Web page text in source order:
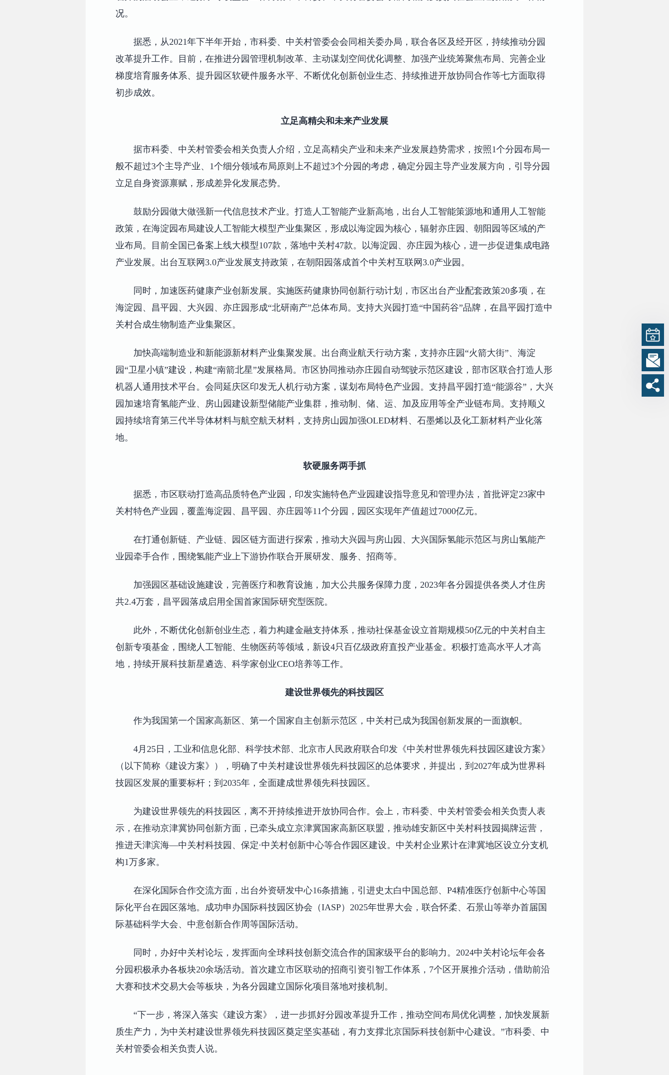
况。
据悉，从2021年下半年开始，市科委、中关村管委会会同相关委办局，联合各区及经开区，持续推动分园
改革提升工作。目前，在推进分园管理机制改革、主动谋划空间优化调整、加强产业统筹聚焦布局、完善企业
梯度培育服务体系、提升园区软硬件服务水平、不断优化创新创业生态、持续推进开放协同合作等七方面取得
初步成效。
立足高精尖和未来产业发展
据市科委、中关村管委会相关负责人介绍，立足高精尖产业和未来产业发展趋势需求，按照1个分园布局一
般不超过3个主导产业、1个细分领域布局原则上不超过3个分园的考虑，确定分园主导产业发展方向，引导分园
立足自身资源禀赋，形成差异化发展态势。
鼓励分园做大做强新一代信息技术产业。打造人工智能产业新高地，出台人工智能策源地和通用人工智能
政策，在海淀园布局建设人工智能大模型产业集聚区，形成以海淀园为核心，辐射亦庄园、朝阳园等区域的产
业布局。目前全国已备案上线大模型107款，落地中关村47款。以海淀园、亦庄园为核心，进一步促进集成电路
产业发展。出台互联网3.0产业发展支持政策，在朝阳园落成首个中关村互联网3.0产业园。
同时，加速医药健康产业创新发展。实施医药健康协同创新行动计划，市区出台产业配套政策20多项，在
海淀园、昌平园、大兴园、亦庄园形成“北研南产”总体布局。支持大兴园打造“中国药谷”品牌，在昌平园打造中
关村合成生物制造产业集聚区。
加快高端制造业和新能源新材料产业集聚发展。出台商业航天行动方案，支持亦庄园“火箭大街”、海淀
园“卫星小镇”建设，构建“南箭北星”发展格局。市区协同推动亦庄园自动驾驶示范区建设，部市区联合打造人形
机器人通用技术平台。会同延庆区印发无人机行动方案，谋划布局特色产业园。支持昌平园打造“能源谷”，大兴
园加速培育氢能产业、房山园建设新型储能产业集群，推动制、储、运、加及应用等全产业链布局。支持顺义
园持续培育第三代半导体材料与航空航天材料，支持房山园加强OLED材料、石墨烯以及化工新材料产业化落
地。
软硬服务两手抓
据悉，市区联动打造高品质特色产业园，印发实施特色产业园建设指导意见和管理办法，首批评定23家中
关村特色产业园，覆盖海淀园、昌平园、亦庄园等11个分园，园区实现年产值超过7000亿元。
在打通创新链、产业链、园区链方面进行探索，推动大兴园与房山园、大兴国际氢能示范区与房山氢能产
业园牵手合作，围绕氢能产业上下游协作联合开展研发、服务、招商等。
加强园区基础设施建设，完善医疗和教育设施，加大公共服务保障力度，2023年各分园提供各类人才住房
共2.4万套，昌平园落成启用全国首家国际研究型医院。
此外，不断优化创新创业生态，着力构建金融支持体系，推动社保基金设立首期规模50亿元的中关村自主
创新专项基金，围绕人工智能、生物医药等领域，新设4只百亿级政府直投产业基金。积极打造高水平人才高
地，持续开展科技新星遴选、科学家创业CEO培养等工作。
建设世界领先的科技园区
作为我国第一个国家高新区、第一个国家自主创新示范区，中关村已成为我国创新发展的一面旗帜。
4月25日，工业和信息化部、科学技术部、北京市人民政府联合印发《中关村世界领先科技园区建设方案》
（以下简称《建设方案》），明确了中关村建设世界领先科技园区的总体要求，并提出，到2027年成为世界科
技园区发展的重要标杆；到2035年，全面建成世界领先科技园区。
为建设世界领先的科技园区，离不开持续推进开放协同合作。会上，市科委、中关村管委会相关负责人表
示，在推动京津冀协同创新方面，已牵头成立京津冀国家高新区联盟，推动雄安新区中关村科技园揭牌运营，
推进天津滨海—中关村科技园、保定∙中关村创新中心等合作园区建设。中关村企业累计在津冀地区设立分支机
构1万多家。
在深化国际合作交流方面，出台外资研发中心16条措施，引进史太白中国总部、P4精准医疗创新中心等国
际化平台在园区落地。成功申办国际科技园区协会（IASP）2025年世界大会，联合怀柔、石景山等举办首届国
际基础科学大会、中意创新合作周等国际活动。
同时，办好中关村论坛，发挥面向全球科技创新交流合作的国家级平台的影响力。2024中关村论坛年会各
分园积极承办各板块20余场活动。首次建立市区联动的招商引资引智工作体系，7个区开展推介活动，借助前沿
大赛和技术交易大会等板块，为各分园建立国际化项目落地对接机制。
“下一步，将深入落实《建设方案》，进一步抓好分园改革提升工作，推动空间布局优化调整，加快发展新
质生产力，为中关村建设世界领先科技园区奠定坚实基础，有力支撑北京国际科技创新中心建设。”市科委、中
关村管委会相关负责人说。